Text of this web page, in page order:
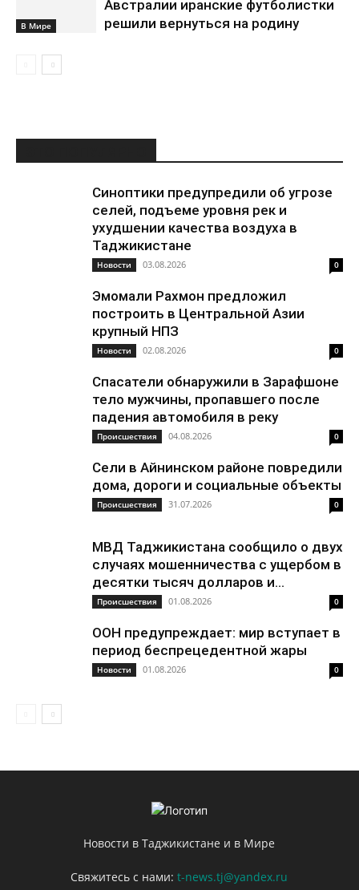
В Мире
Австралии иранские футболистки
решили вернуться на родину
Синоптики предупредили об угрозе
селей, подъеме уровня рек и
ухудшении качества воздуха в
Таджикистане
Новости 03.08.2026 0
Эмомали Рахмон предложил
построить в Центральной Азии
крупный НПЗ
Новости 02.08.2026 0
Спасатели обнаружили в Зарафшоне
тело мужчины, пропавшего после
падения автомобиля в реку
Происшествия 04.08.2026 0
Сели в Айнинском районе повредили
дома, дороги и социальные объекты
Происшествия 31.07.2026 0
МВД Таджикистана сообщило о двух
случаях мошенничества с ущербом в
десятки тысяч долларов и...
Происшествия 01.08.2026 0
ООН предупреждает: мир вступает в
период беспрецедентной жары
Новости 01.08.2026 0
Новости в Таджикистане и в Мире
Свяжитесь с нами:t-news.tj@yandex.ru